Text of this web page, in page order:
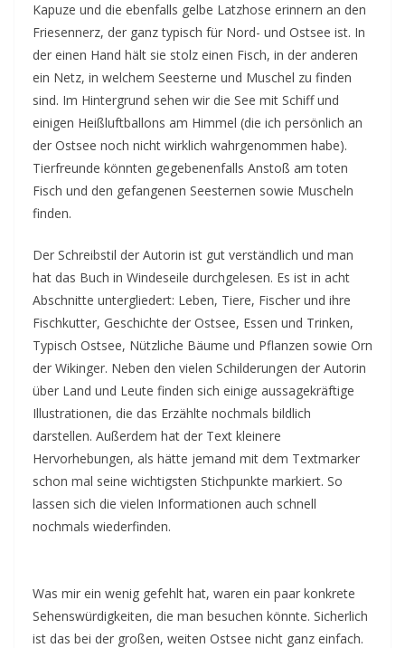
Kapuze und die ebenfalls gelbe Latzhose erinnern an den
Friesennerz, der ganz typisch für Nord- und Ostsee ist. In
der einen Hand hält sie stolz einen Fisch, in der anderen
ein Netz, in welchem Seesterne und Muschel zu finden
sind. Im Hintergrund sehen wir die See mit Schiff und
einigen Heißluftballons am Himmel (die ich persönlich an
der Ostsee noch nicht wirklich wahrgenommen habe).
Tierfreunde könnten gegebenenfalls Anstoß am toten
Fisch und den gefangenen Seesternen sowie Muscheln
finden.
Der Schreibstil der Autorin ist gut verständlich und man
hat das Buch in Windeseile durchgelesen. Es ist in acht
Abschnitte untergliedert: Leben, Tiere, Fischer und ihre
Fischkutter, Geschichte der Ostsee, Essen und Trinken,
Typisch Ostsee, Nützliche Bäume und Pflanzen sowie Orn
der Wikinger. Neben den vielen Schilderungen der Autorin
über Land und Leute finden sich einige aussagekräftige
Illustrationen, die das Erzählte nochmals bildlich
darstellen. Außerdem hat der Text kleinere
Hervorhebungen, als hätte jemand mit dem Textmarker
schon mal seine wichtigsten Stichpunkte markiert. So
lassen sich die vielen Informationen auch schnell
nochmals wiederfinden.
Was mir ein wenig gefehlt hat, waren ein paar konkrete
Sehenswürdigkeiten, die man besuchen könnte. Sicherlich
ist das bei der großen, weiten Ostsee nicht ganz einfach.